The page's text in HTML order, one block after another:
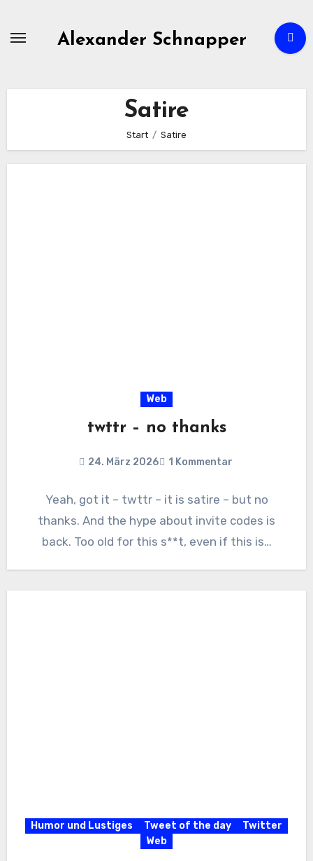
Alexander Schnapper
Satire
Start Satire
Web
twttr – no thanks
24. März 2026 1 Kommentar
Yeah, got it – twttr – it is satire – but no
thanks. And the hype about invite codes is
back. Too old for this s**t, even if this is…
Humor und Lustiges Tweet of the day
Twitter
Web